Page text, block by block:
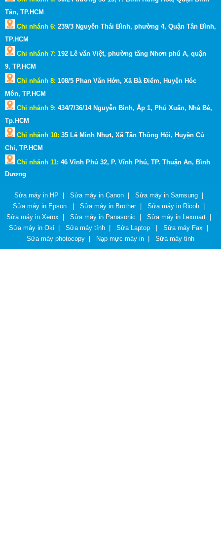
Tân, TP.HCM
Chi nhánh 6: 239/3 Nguyễn Thái Bình, phường 4, Quận Tân Bình,
TP.HCM
Chi nhánh 7: 192 Lê văn Việt, phường tăng Nhơn phú A, quận
9, TP.HCM
Chi nhánh 8: 108/5 Phan Văn Hớn, Xã Bà Điểm, Huyện Hóc
Môn, TP.HCM
Chi nhánh 9: 434/7/36/14 Nguyễn Bình, Ấp 1, Phú Xuân, Nhà Bè,
Tp.HCM
Chi nhánh 10: 35 Lê Minh Nhựt, Xã Tân Thông Hội, Huyện Củ
Chi, TP.HCM
Chi nhánh 11: 46 Vĩnh Phú 32, P. Vĩnh Phú, TP. Thuận An, Bình
Dương
Sửa máy in HP Sửa máy in Canon| Sửa máy in Samsung|
Sửa máy in Epson
Sửa máy in Brother| Sửa máy in Ricoh|
Sửa máy in Xerox
Sửa máy in Panasonic Sửa máy in Lexmart|
Sửa máy in Oki
Sửa máy tính Sửa Laptop Sửa máy Fax
Sửa máy photocopy
Nạp mực máy in Sửa máy tinh